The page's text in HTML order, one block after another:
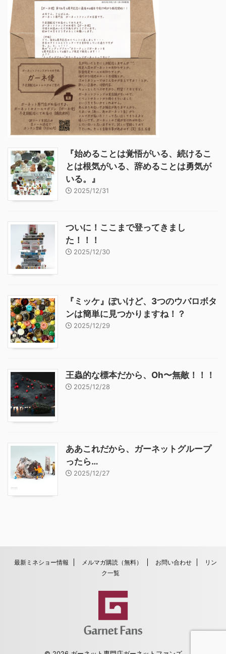
『始めることは覚悟がいる、続けるこ
とは根気がいる、辞めることは勇気が
いる。』
2025/12/31
ついに！ここまで登ってきまし
た！！！
2025/12/30
『ミッケ』ぽいけど、3つのウバロボタ
ンは簡単に見つかりますね！？
2025/12/29
王蟲的な標本だから、Oh〜無敵！！！
2025/12/28
ああこれだから、ガーネットグループ
ったら…
2025/12/27
最新ミネショー情報 メルマガ購読（無料） お問い合わせ
リン
ク一覧